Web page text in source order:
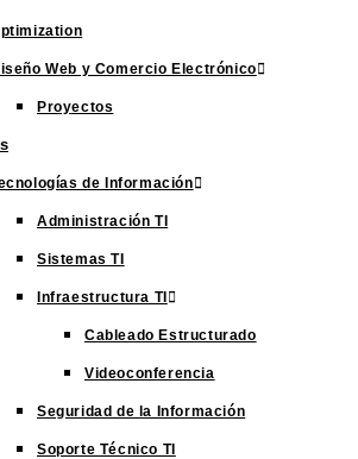
Web y Comercio Electrónico
Proyectos
de Información
Administración TI
Sistemas TI
Infraestructura TI
Cableado Estructurado
Videoconferencia
Seguridad de la Información
Soporte Técnico TI